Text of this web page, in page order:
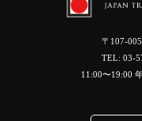
〒107-
TEL: 03-
11:00〜19:00